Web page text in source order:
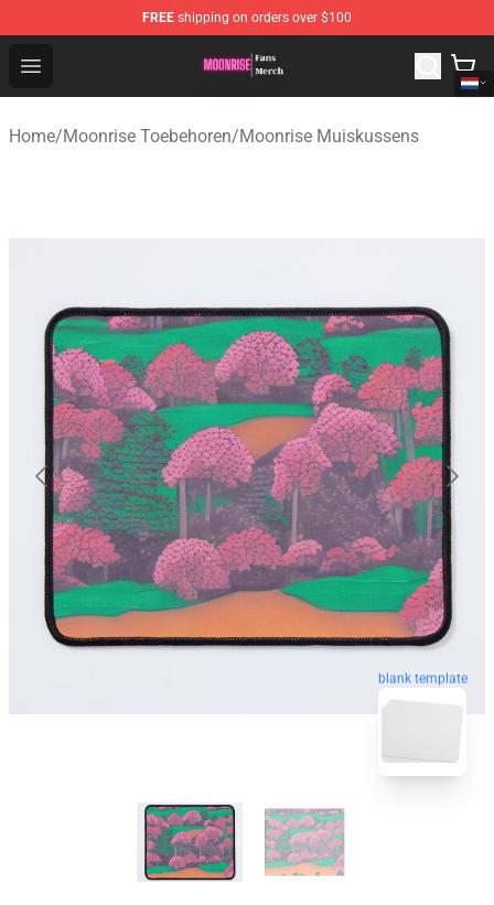
FREE shipping on orders over $100
Open menu
Moonrise Store - Official Moonrise Merchandise Shop
Home/Moonrise Toebehoren/Moonrise Muiskussens
blank template